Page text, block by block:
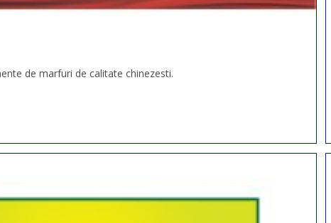
de marfuri de calitate chinezesti.